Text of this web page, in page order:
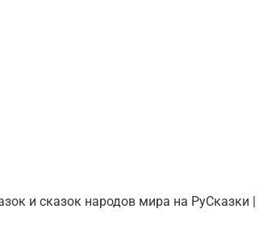
и сказок народов мира на РуСказки |